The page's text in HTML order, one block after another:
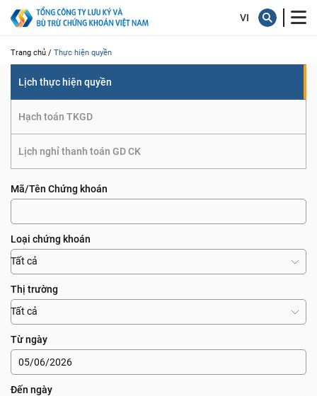
Trang chủ / Thực hiện quyền
Lịch thực hiện quyền
Hạch toán TKGD
Lịch nghỉ thanh toán GD CK
Mã/Tên Chứng khoán
Loại chứng khoán
Tất cả
Thị trường
Tất cả
Từ ngày
Đến ngày